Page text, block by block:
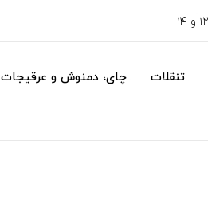
تنقلات چای، دمنوش و عرقیجات